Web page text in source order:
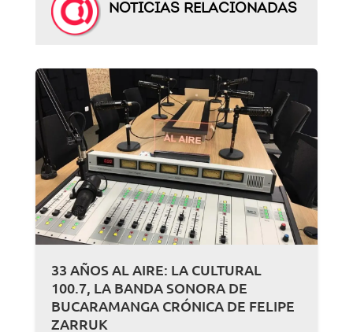
NOTICIAS RELACIONADAS
33 AÑOS AL AIRE: LA CULTURAL
100.7, LA BANDA SONORA DE
BUCARAMANGA CRÓNICA DE FELIPE
ZARRUK